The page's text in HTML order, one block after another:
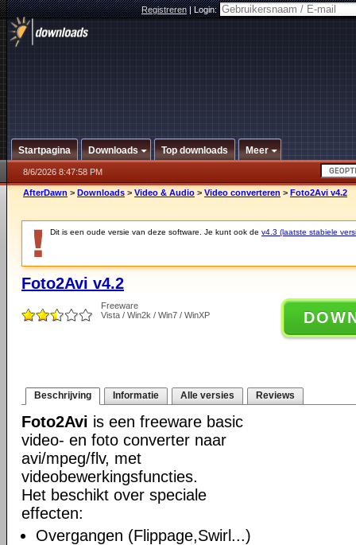
Registreren|Login:
Startpagina Downloads Top downloads Meer
8/6/2026 8:47:58 PM
AfterDawn > Downloads > Video & Audio > Video converteren > Foto2Avi v4.2
Dit is een oude versie van deze software. Je kunt ook de v4.3 (laatste stabiele
Foto2Avi v4.2
Freeware
Vista / Win2k / Win7 / WinXP
Beschrijving Informatie Alle versies Reviews
Foto2Avi is een freeware basic
video- en foto converter naar
avi/mpeg/flv, met
videobewerkingsfuncties.
Het beschikt over speciale
effecten:
Overgangen (Flippage,Swirl...)